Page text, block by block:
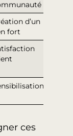
d’un
fort
ces